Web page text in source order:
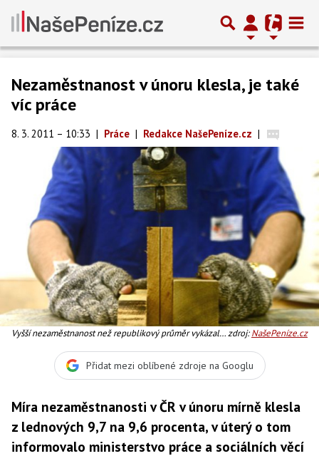
Nezaměstnanost v únoru klesla, je také
víc práce
8. 3. 2011 – 10:33 | Práce | Redakce NašePeníze.cz |
Vyšší nezaměstnanost než republikový průměr vykázalo zdroj:NašePeníze.cz
Přidat mezi oblíbené zdroje na Googlu
Míra nezaměstnanosti v ČR v únoru mírně klesla
z lednových 9,7 na 9,6 procenta, v úterý o tom
informovalo ministerstvo práce a sociálních věcí